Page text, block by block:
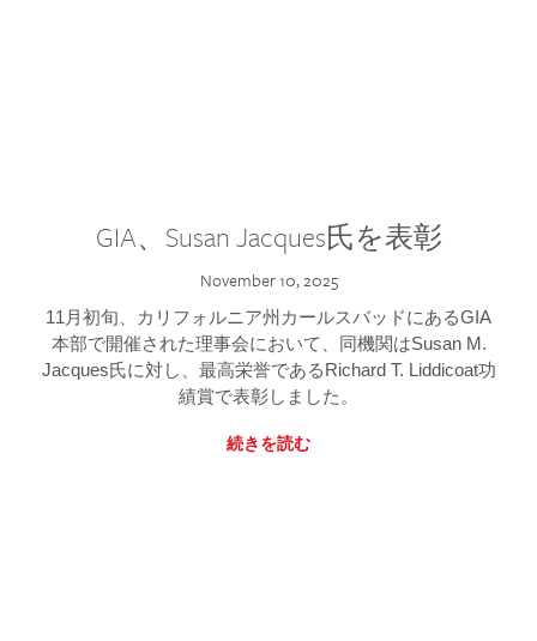
GIA、Susan Jacques氏を表彰
November 10, 2025
11月初旬、カリフォルニア州カールスバッドにあるGIA
本部で開催された理事会において、同機関はSusan M.
Jacques氏に対し、最高栄誉であるRichard T. Liddicoat功
績賞で表彰しました。
続きを読む